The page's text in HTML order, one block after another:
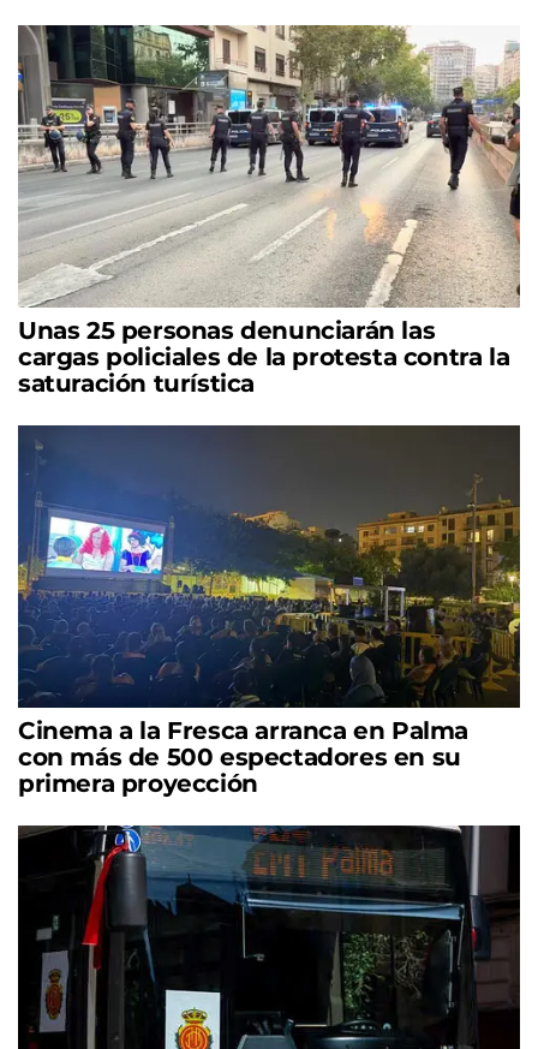
Unas 25 personas denunciarán las
cargas policiales de la protesta contra la
saturación turística
Cinema a la Fresca arranca en Palma
con más de 500 espectadores en su
primera proyección